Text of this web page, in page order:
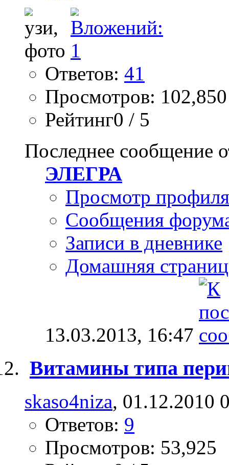
Ответов: 41
Просмотров: 102,850
Рейтинг0 / 5
Последнее сообщение
ЭЛЕГРА
Просмотр профиля
Сообщения
Записи в дневнике
Домашняя
13.03.2013, 16:47
Витамины типа
skaso4niza, 01.12.2010
Ответов: 9
Просмотров: 53,925